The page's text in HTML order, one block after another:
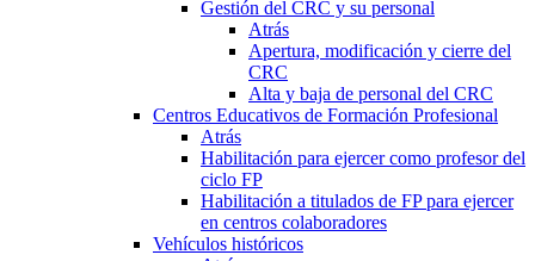
Gestión del CRC y su personal
Atrás
Apertura, modificación y cierre del
CRC
Alta y baja de personal del CRC
Centros Educativos de Formación Profesional
Atrás
Habilitación para ejercer como profesor del
ciclo FP
Habilitación a titulados de FP para ejercer
en centros colaboradores
Vehículos históricos